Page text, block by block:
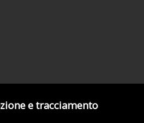
e tracciamento